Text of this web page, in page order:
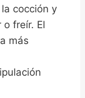
cocción y
freír. El
más